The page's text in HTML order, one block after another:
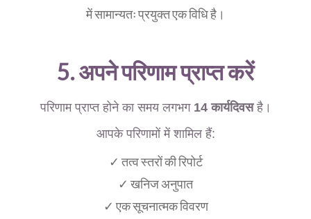
में सामान्यतः प्रयुक्त एक विधि है।
5. अपने परिणाम प्राप्त करें
परिणाम प्राप्त होने का समय लगभग 14 कार्यदिवसहै।
आपके परिणामों में शामिल हैं:
✓ तत्व स्तरों की रिपोर्ट
✓ खनिज अनुपात
✓ एक सूचनात्मक विवरण